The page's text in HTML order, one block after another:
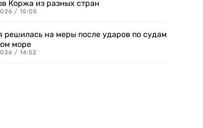
Коржа из разных стран
/ 15:05
решилась на меры после ударов по судам
море
/ 14:52